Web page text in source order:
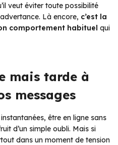
veut éviter toute possibilité
Là encore, c’est la
comportement habituel qui
mais tarde à
messages
être en ligne sans
d’un simple oubli. Mais si
dans un moment de tension